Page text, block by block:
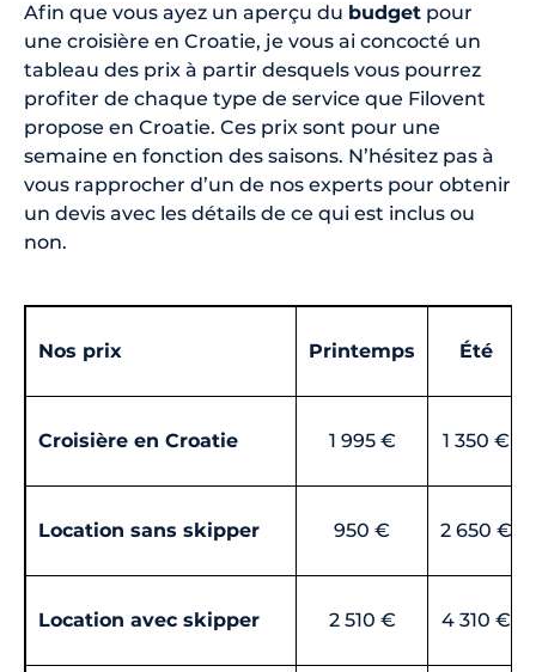
Afin que vous ayez un aperçu du budget pour
une croisière en Croatie, je vous ai concocté un
tableau des prix à partir desquels vous pourrez
profiter de chaque type de service que Filovent
propose en Croatie. Ces prix sont pour une
semaine en fonction des saisons. N’hésitez pas à
vous rapprocher d’un de nos experts pour obtenir
un devis avec les détails de ce qui est inclus ou
non.
Nos prix Printemps Été
Croisière en Croatie 1 995 € 1 350 €
Location sans skipper 950 € 2 650 €
Location avec skipper 2 510 € 4 310 €